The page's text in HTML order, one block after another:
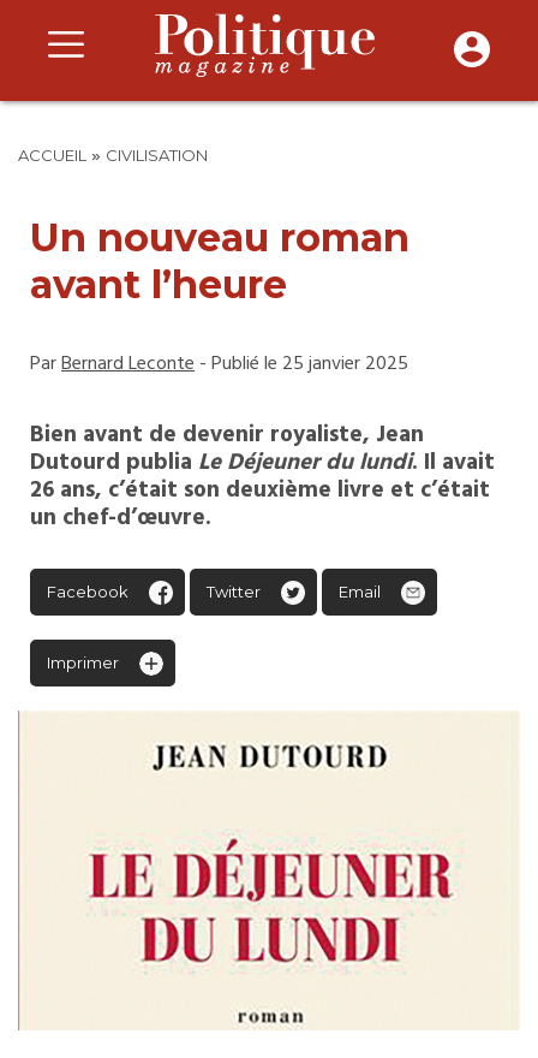
ACCUEIL » CIVILISATION
Un nouveau roman
avant l’heure
ParBernard Leconte- Publié le 25 janvier 2025
Bien avant de devenir royaliste, Jean
Dutourd publia Le Déjeuner du lundi. Il avait
26 ans, c’était son deuxième livre et c’était
un chef-d’œuvre.
Facebook Twitter Email
Imprimer